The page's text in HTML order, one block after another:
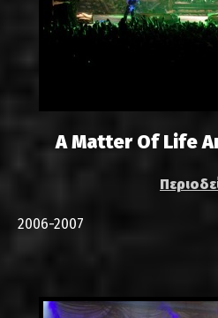
A Matter Of Life
2006-2007